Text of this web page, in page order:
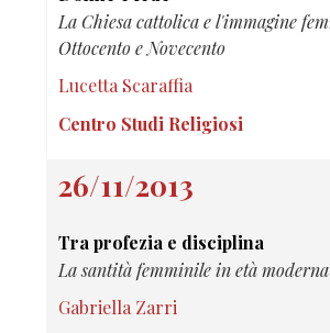
La Chiesa cattolica e l'immagine
Ottocento e Novecento
Lucetta Scaraffia
Centro Studi Religiosi
26/11/2013
Tra profezia e disciplina
La santità femminile in età moderna
Gabriella Zarri